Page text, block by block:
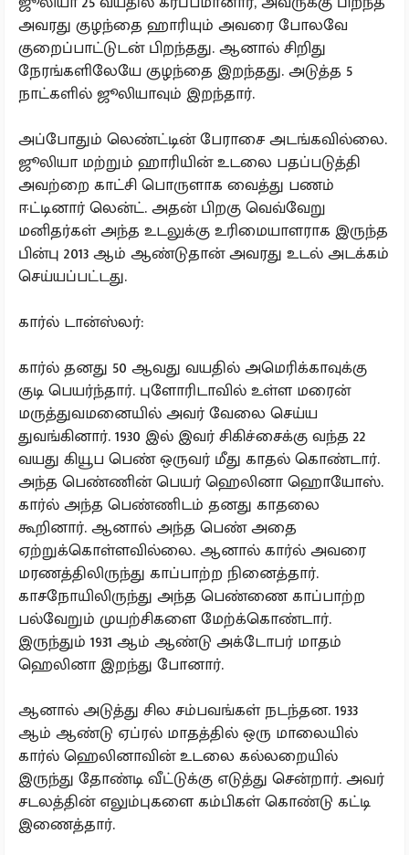
அவரது குழந்தை ஹாரியும் அவரை போலவே
குறைப்பாட்டுடன் பிறந்தது. ஆனால் சிறிது
நேரங்களிலேயே குழந்தை இறந்தது. அடுத்த 5
நாட்களில் ஜூலியாவும் இறந்தார்.
அப்போதும் லெண்ட்டின் பேராசை அடங்கவில்லை.
ஜூலியா மற்றும் ஹாரியின் உடலை பதப்படுத்தி
அவற்றை காட்சி பொருளாக வைத்து பணம்
ஈட்டினார் லென்ட். அதன் பிறகு வெவ்வேறு
மனிதர்கள் அந்த உடலுக்கு உரிமையாளராக இருந்த
பின்பு 2013 ஆம் ஆண்டுதான் அவரது உடல் அடக்கம்
செய்யப்பட்டது.
​கார்ல் டான்ஸ்லர்:
கார்ல் தனது 50 ஆவது வயதில் அமெரிக்காவுக்கு
குடி பெயர்ந்தார். புளோரிடாவில் உள்ள மரைன்
மருத்துவமனையில் அவர் வேலை செய்ய
துவங்கினார். 1930 இல் இவர் சிகிச்சைக்கு வந்த 22
வயது கியூப பெண் ஒருவர் மீது காதல் கொண்டார்.
அந்த பெண்ணின் பெயர் ஹெலினா ஹொயோஸ்.
கார்ல் அந்த பெண்ணிடம் தனது காதலை
கூறினார். ஆனால் அந்த பெண் அதை
ஏற்றுக்கொள்ளவில்லை. ஆனால் கார்ல் அவரை
மரணத்திலிருந்து காப்பாற்ற நினைத்தார்.
காசநோயிலிருந்து அந்த பெண்ணை காப்பாற்ற
பல்வேறும் முயற்சிகளை மேற்க்கொண்டார்.
இருந்தும் 1931 ஆம் ஆண்டு அக்டோபர் மாதம்
ஹெலினா இறந்து போனார்.
ஆனால் அடுத்து சில சம்பவங்கள் நடந்தன. 1933
ஆம் ஆண்டு ஏப்ரல் மாதத்தில் ஒரு மாலையில்
கார்ல் ஹெலினாவின் உடலை கல்லறையில்
இருந்து தோண்டி வீட்டுக்கு எடுத்து சென்றார். அவர்
சடலத்தின் எலும்புகளை கம்பிகள் கொண்டு கட்டி
இணைத்தார்.